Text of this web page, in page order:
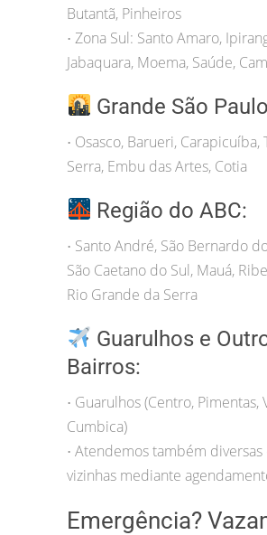
Butantã, Pinheiros
• Zona Sul: Santo Amaro,
Jabaquara, Moema, Saúde,
Grande São
• Osasco, Barueri, Carapicuíba,
Serra, Embu das Artes, Cotia
Região do ABC:
• Santo André, São Bernardo
São Caetano do Sul, Mauá,
Rio Grande da Serra
Guarulhos e
Bairros:
• Guarulhos (Centro, Pimentas,
Cumbica)
• Atendemos também
vizinhas mediante
Emergência?